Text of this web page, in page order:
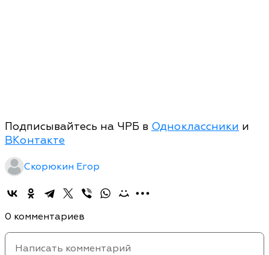
Подписывайтесь на ЧРБ в Одноклассники и
ВКонтакте
Скорюкин Егор
0 комментариев